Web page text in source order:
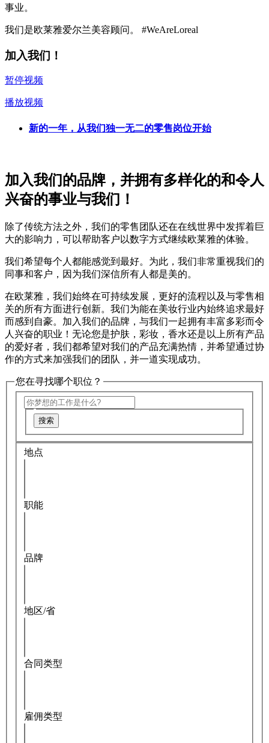
事业。
我们是欧莱雅爱尔兰美容顾问。 #WeAreLoreal
加入我们！
暂停视频
播放视频
新的一年，从我们独一无二的零售岗位开始
加入我们的品牌，并拥有多样化的和令人
兴奋的事业与我们！
除了传统方法之外，我们的零售团队还在在线世界中发挥着巨
大的影响力，可以帮助客户以数字方式继续欧莱雅的体验。
我们希望每个人都能感觉到最好。为此，我们非常重视我们的
同事和客户，因为我们深信所有人都是美的。
在欧莱雅，我们始终在可持续发展，更好的流程以及与零售相
关的所有方面进行创新。我们为能在美妆行业内始终追求最好
而感到自豪。加入我们的品牌，与我们一起拥有丰富多彩而令
人兴奋的职业！无论您是护肤，彩妆，香水还是以上所有产品
的爱好者，我们都希望对我们的产品充满热情，并希望通过协
作的方式来加强我们的团队，并一道实现成功。
您在寻找哪个职位？
搜索
地点
职能
品牌
地区/省
合同类型
雇佣类型